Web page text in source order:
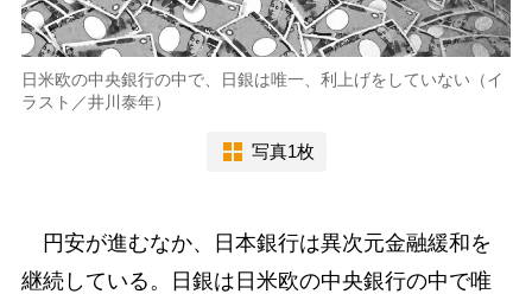
日米欧の中央銀行の中で、日銀は唯一、利上げをしていない（イ
ラスト／井川泰年）
写真1枚
円安が進むなか、日本銀行は異次元金融緩和を
継続している。日銀は日米欧の中央銀行の中で唯